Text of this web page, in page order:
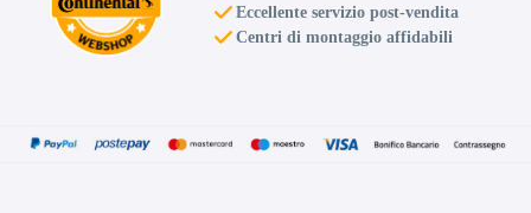
Eccellente servizio post-vendita
Centri di montaggio affidabili